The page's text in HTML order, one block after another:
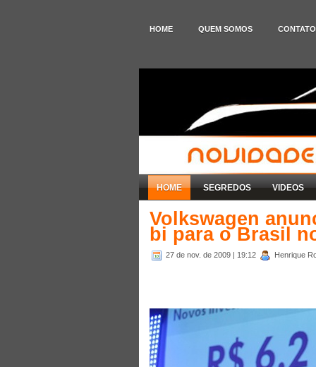
HOME QUEM SOMOS CONTATO
HOME SEGREDOS VIDEOS
Volkswagen
bi para o Brasil
27 de nov. de 2009 | 19:12 Henrique